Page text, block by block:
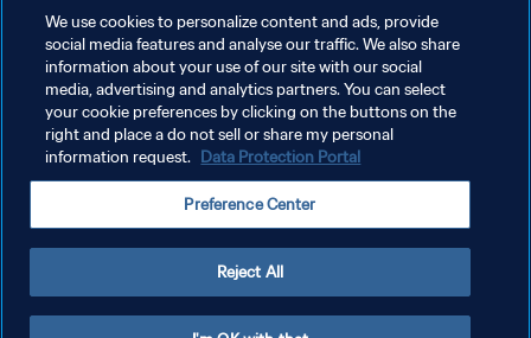
إدارة تفضيلات ملفات تعريف الارتباط
We use cookies to personalize content and ads, provide
social media features and analyse our traffic. We also share
information about your use of our site with our social
media, advertising and analytics partners. You can select
your cookie preferences by clicking on the buttons on the
right and place a do not sell or share my personal
information request. Data Protection Portal
Preference Center
Reject All